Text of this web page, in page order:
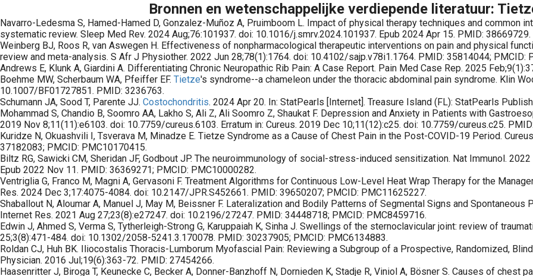
Bronnen en wetenschappelijke verdiepende literatuur:
Navarro-Ledesma S, Hamed-Hamed D, Gonzalez-Muñoz A, Pruimboom L. Impact of physical therapy techniques and common
systematic review. Sleep Med Rev. 2024 Aug;76:101937. doi: 10.1016/j.smrv.2024.101937. Epub 2024 Apr 15. PMID: 38669729.
Weinberg BJ, Roos R, van Aswegen H. Effectiveness of nonpharmacological therapeutic interventions on pain and physical
review and meta-analysis. S Afr J Physiother. 2022 Jun 28;78(1):1764. doi: 10.4102/sajp.v78i1.1764. PMID: 35814044; PMCID:
Andrews E, Klunk A, Giardini A. Differentiating Chronic Neuropathic Rib Pain: A Case Report. Pain Med Case Rep. 2025
Boehme MW, Scherbaum WA, Pfeiffer EF. Tietze's syndrome--a chameleon under the thoracic abdominal pain syndrome. Klin
10.1007/BF01727851. PMID: 3236763.
Schumann JA, Sood T, Parente JJ. Costochondritis. 2024 Apr 20. In: StatPearls [Internet]. Treasure Island (FL): StatPearls
Mohammad S, Chandio B, Soomro AA, Lakho S, Ali Z, Ali Soomro Z, Shaukat F. Depression and Anxiety in Patients with
2019 Nov 8;11(11):e6103. doi: 10.7759/cureus.6103. Erratum in: Cureus. 2019 Dec 10;11(12):c25. doi: 10.7759/cureus.c25.
Kuridze N, Okuashvili I, Tsverava M, Minadze E. Tietze Syndrome as a Cause of Chest Pain in the Post-COVID-19 Period.
37182083; PMCID: PMC10170415.
Biltz RG, Sawicki CM, Sheridan JF, Godbout JP. The neuroimmunology of social-stress-induced sensitization. Nat Immunol.
Epub 2022 Nov 11. PMID: 36369271; PMCID: PMC10000282.
Ventriglia G, Franco M, Magni A, Gervasoni F. Treatment Algorithms for Continuous Low-Level Heat Wrap Therapy for the
Res. 2024 Dec 3;17:4075-4084. doi: 10.2147/JPR.S452661. PMID: 39650207; PMCID: PMC11625227.
Shaballout N, Aloumar A, Manuel J, May M, Beissner F. Lateralization and Bodily Patterns of Segmental Signs and
Internet Res. 2021 Aug 27;23(8):e27247. doi: 10.2196/27247. PMID: 34448718; PMCID: PMC8459716.
Edwin J, Ahmed S, Verma S, Tytherleigh-Strong G, Karuppaiah K, Sinha J. Swellings of the sternoclavicular joint: review of
25;3(8):471-484. doi: 10.1302/2058-5241.3.170078. PMID: 30237905; PMCID: PMC6134883.
Roldan CJ, Huh BK. Iliocostalis Thoracis-Lumborum Myofascial Pain: Reviewing a Subgroup of a Prospective, Randomized,
Physician. 2016 Jul;19(6):363-72. PMID: 27454266.
Haasenritter J, Biroga T, Keunecke C, Becker A, Donner-Banzhoff N, Dornieden K, Stadje R, Viniol A, Bösner S. Causes of